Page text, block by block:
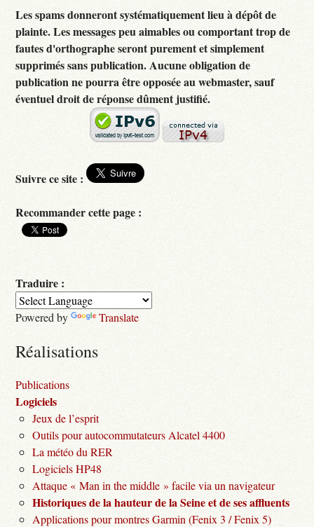
Les spams donneront systématiquement lieu à dépôt de
plainte. Les messages peu aimables ou comportant trop de
fautes d'orthographe seront purement et simplement
supprimés sans publication. Aucune obligation de
publication ne pourra être opposée au webmaster, sauf
éventuel droit de réponse dûment justifié.
Suivre ce site :
Recommander cette page :
Traduire :
Powered by Translate
Réalisations
Publications
Logiciels
Jeux de l’esprit
Outils pour autocommutateurs Alcatel 4400
La météo du RER
Logiciels HP48
Attaque « Man in the middle » facile via un navigateur
Historiques de la hauteur de la Seine et de ses affluents
Applications pour montres Garmin (Fenix 3 / Fenix 5)